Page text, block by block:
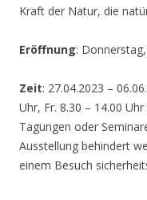
Kraft der Natur, die
Eröffnung:
Zeit: 27.04.2023 –
Uhr, Fr. 8.30 – 14.00
Tagungen oder
Ausstellung behindert
einem Besuch